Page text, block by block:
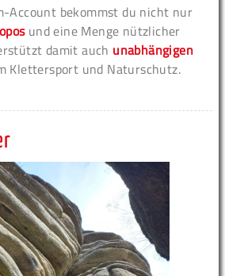
Account bekommst du nicht nur
und eine Menge nützlicher
damit auch unabhängigen
Klettersport und Naturschutz.